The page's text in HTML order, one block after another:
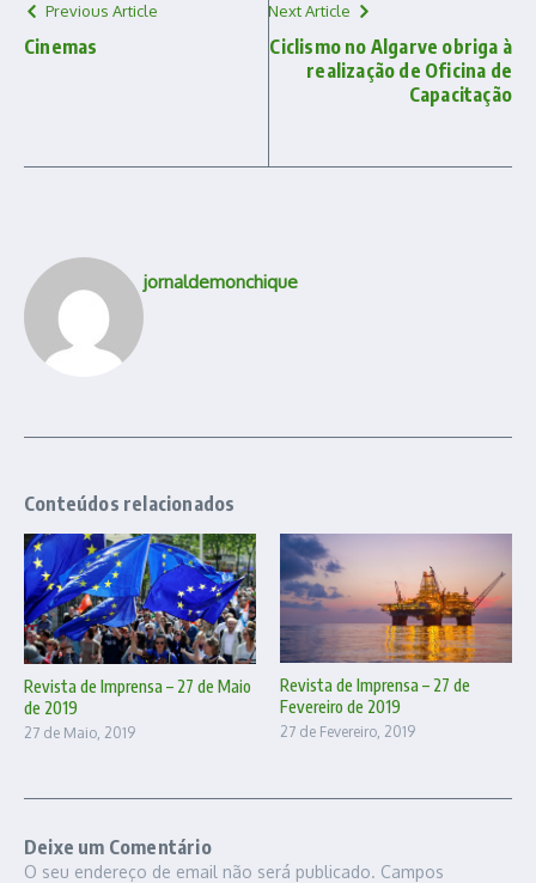
Previous Article
Cinemas
Next Article
Ciclismo no Algarve obriga à
realização de Oficina de
Capacitação
jornaldemonchique
Conteúdos relacionados
Revista de Imprensa – 27 de Maio
de 2019
27 de Maio, 2019
Revista de Imprensa – 27 de
Fevereiro de 2019
27 de Fevereiro, 2019
Deixe um Comentário
O seu endereço de email não será publicado. Campos